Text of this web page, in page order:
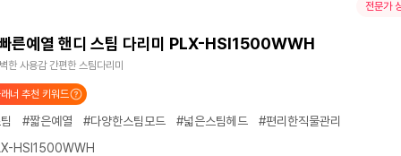
전문가
른예열 핸디 스팀 다리미 PLX-HSI1500WWH
한 사용감 간편한 스팀다리미
너 추천 키워드
#짧은예열 #다양한스팀모드 #넓은스팀헤드
#편리한직물관리
HSI1500WWH